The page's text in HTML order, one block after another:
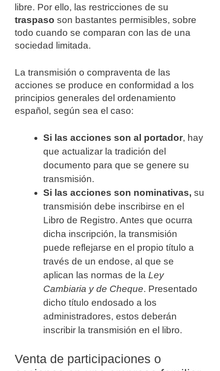
libre. Por ello, las restricciones de su
traspaso son bastantes permisibles, sobre
todo cuando se comparan con las de una
sociedad limitada.
La transmisión o compraventa de las
acciones se produce en conformidad a los
principios generales del ordenamiento
español, según sea el caso:
Si las acciones son al portador, hay
que actualizar la tradición del
documento para que se genere su
transmisión.
Si las acciones son nominativas, su
transmisión debe inscribirse en el
Libro de Registro. Antes que ocurra
dicha inscripción, la transmisión
puede reflejarse en el propio título a
través de un endose, al que se
aplican las normas de la Ley
Cambiaria y de Cheque. Presentado
dicho título endosado a los
administradores, estos deberán
inscribir la transmisión en el libro.
Venta de participaciones o